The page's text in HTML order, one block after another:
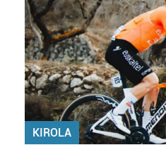
irakurri
KIROLA